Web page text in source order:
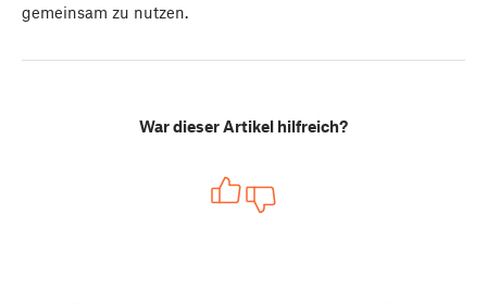
gemeinsam zu nutzen.
War dieser Artikel hilfreich?